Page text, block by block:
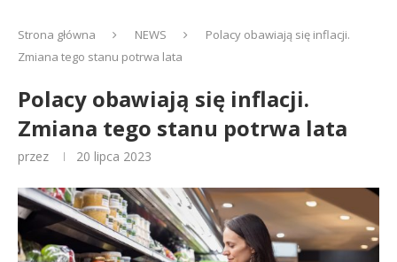
Strona główna NEWS
Polacy obawiają się inflacji.
Zmiana tego stanu potrwa lata
Polacy obawiają się inflacji.
Zmiana tego stanu potrwa lata
przez 20 lipca 2023